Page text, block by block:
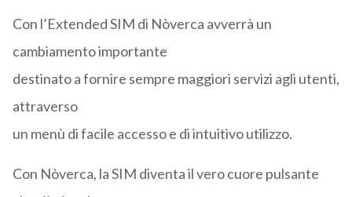
Con l’Extended SIM di Nòverca avverrà un
cambiamento importante
destinato a fornire sempre maggiori servizi agli utenti,
attraverso
un menù di facile accesso e di intuitivo utilizzo.
Con Nòverca, la SIM diventa il vero cuore pulsante